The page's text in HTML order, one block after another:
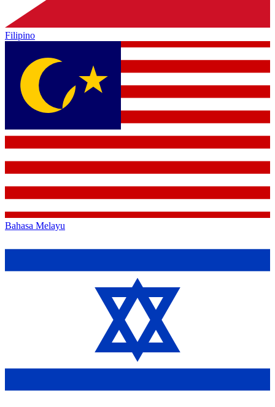
Filipino
Bahasa Melayu